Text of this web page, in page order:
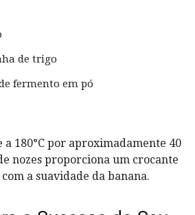
de trigo
fermento em pó
a 180°C por aproximadamente 40
nozes proporciona um crocante
a suavidade da banana.